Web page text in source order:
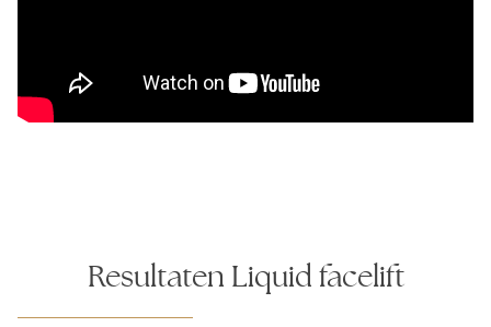
Resultaten Liquid facelift